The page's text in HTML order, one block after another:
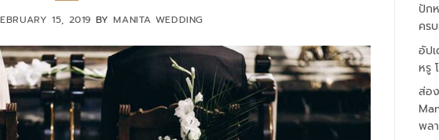
15, 2019 BYMANITA WEDDING
ปัก
คร
อัป
หรู
ส่อ
พล